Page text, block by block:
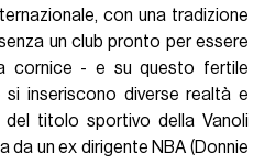
con una tradizione
un club pronto per essere
cornice - e su questo fertile
inseriscono diverse realtà e
del titolo sportivo della Vanoli
da un ex dirigente NBA (Donnie